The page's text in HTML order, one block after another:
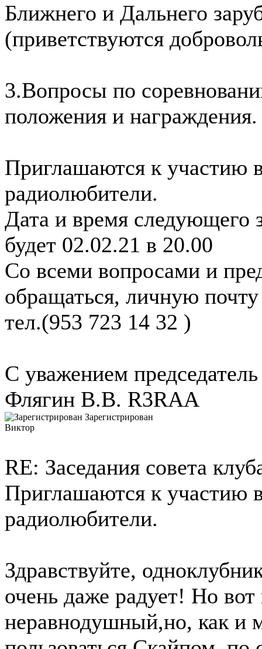
Ближнего и Дальнего
(приветствуются
3.Вопросы по
положения и награждения.
Приглашаются к участию
радиолюбители.
Дата и время следующего
будет 02.02.21 в 20.00
Со всеми вопросами и
обращаться, личную
тел.(953 723 14 32 )
С уважением
Флягин В.В. R3RAA
Зарегистрирован
Виктор
RE: Заседания совета
Приглашаются к участию
радиолюбители.
Здравствуйте,
очень даже радует! Но вот
неравнодушный,но, как и